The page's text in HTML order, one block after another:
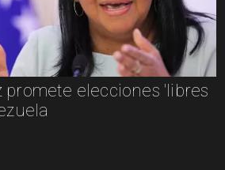
promete elecciones 'libres